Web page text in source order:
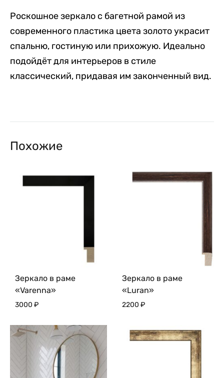
Роскошное зеркало с багетной рамой из
современного пластика цвета золото украсит
спальню, гостиную или прихожую. Идеально
подойдёт для интерьеров в стиле
классический, придавая им законченный вид.
Похожие
Зеркало в раме
«Varenna»
3000 ₽
Зеркало в раме
«Luran»
2200 ₽